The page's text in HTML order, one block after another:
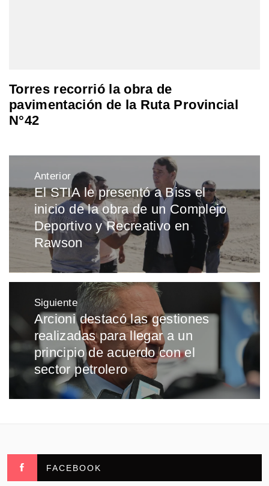
Torres recorrió la obra de
pavimentación de la Ruta Provincial
N°42
Navegación
de
entradas
Anterior
Entrada
anterior:
El STIA le presentó a Biss el
inicio de la obra de un Complejo
Deportivo y Recreativo en
Rawson
Siguiente
Entrada
siguiente:
Arcioni destacó las gestiones
realizadas para llegar a un
principio de acuerdo con el
sector petrolero
FACEBOOK